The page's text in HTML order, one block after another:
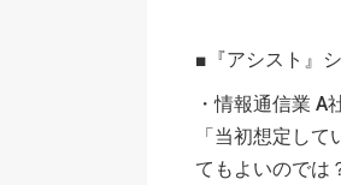
■『アシスト』
・情報通信業
「当初想定し
てもよいのでは